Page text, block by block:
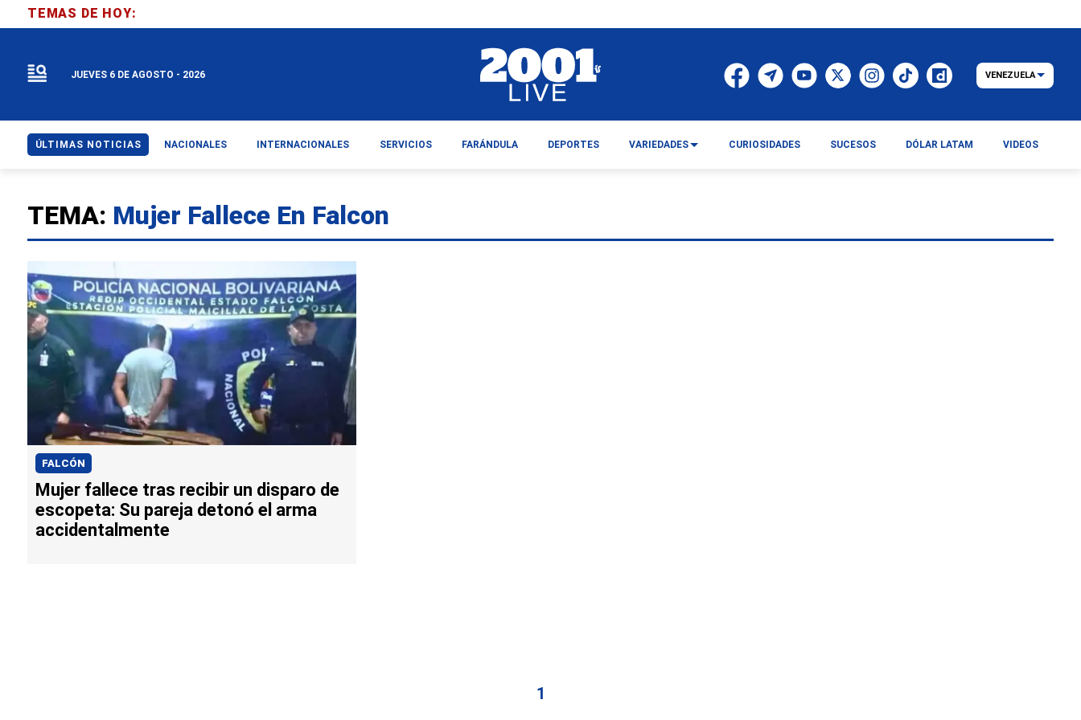
TEMA: Mujer Fallece En Falcon
FALCÓN
Mujer fallece tras recibir un disparo de
escopeta: Su pareja detonó el arma
accidentalmente
1
TEMAS DE HOY:
JUEVES 6 DE AGOSTO - 2026 VENEZUELA
ÚLTIMAS NOTICIAS NACIONALES INTERNACIONALES SERVICIOS FARÁNDULA DEPORTES VARIEDADES CURIOSIDADES SUCESOS DÓLAR LATAM VIDEOS